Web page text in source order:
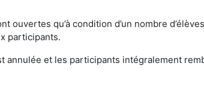
ouvertes qu’à condition d’un nombre
participants.
annulée et les participants intégralement